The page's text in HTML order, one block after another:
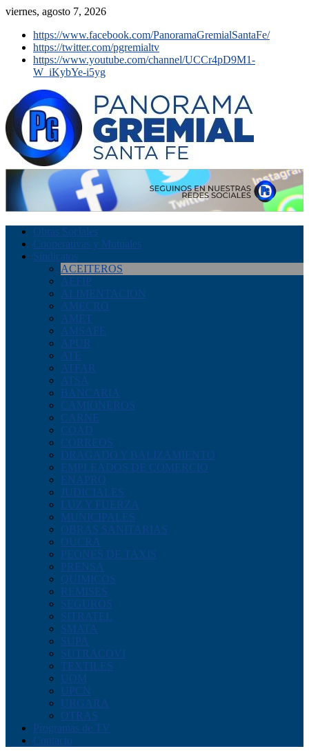
viernes, agosto 7, 2026
https://www.facebook.com/PanoramaGremialSantaFe/
https://twitter.com/pgremialtv
https://www.youtube.com/channel/UCCr4pD9M1-
W_iKybYe-i5yg
Obras Sociales
Cooperativas y Mutuales
Sindicatos
ACEITEROS
AEFIP
ALIMENTACION
AMECRO
AMET
AMSAFE
APUR
ATE
ATFAR
ATSA
BANCARIA
CAMIONEROS
CARNE
COAD
CORREOS
DRAGADO Y BALIZAMIENTO
EMPLEADOS DE COMERCIO
ENAPRO
JUDICIALES
LUZ Y FUERZA
MUNICIPALES
OBRAS SANITARIAS
OUCRA
PEONES DE TAXIS
PRENSA
QUIMICOS
REMISES
SEGUROS
SITRATEL
SMATA
SUPA
SUTRACOVI
TEXTILES
UOM
UPCN
URGARA
OTRAS
Programas de TV
Contacto